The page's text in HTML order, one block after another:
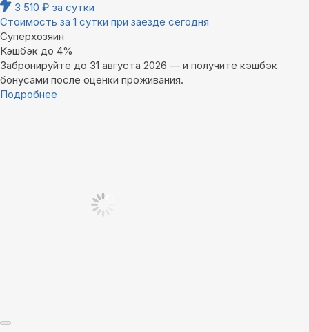
3 510 ₽ за сутки
Стоимость за 1 сутки при заезде сегодня
Суперхозяин
Кэшбэк до 4%
Забронируйте до 31 августа 2026 — и получите кэшбэк
бонусами после оценки проживания.
Подробнее